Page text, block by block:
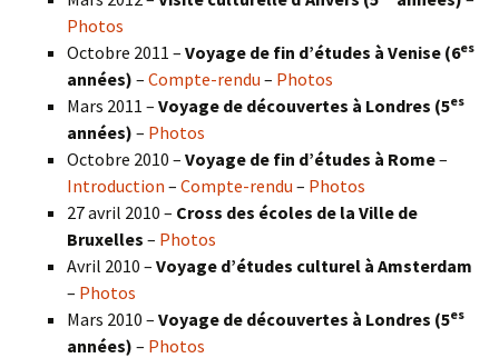
Photos
Octobre 2011 – Voyage de fin d’études à Venise (6es
années) – Compte-rendu – Photos
Mars 2011 – Voyage de découvertes à Londres (5es
années) – Photos
Octobre 2010 – Voyage de fin d’études à Rome–
Introduction – Compte-rendu – Photos
27 avril 2010 – Cross des écoles de la Ville de
Bruxelles – Photos
Avril 2010 – Voyage d’études culturel à Amsterdam
– Photos
Mars 2010 – Voyage de découvertes à Londres (5es
années) – Photos